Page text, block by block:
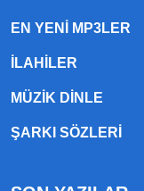
EN YENI MP3LER
ILAHILER
MÜZIK DINLE
ŞARKI SÖZLERI